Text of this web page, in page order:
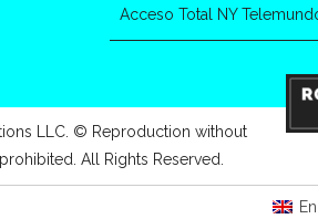
Acceso Total NY
LLC. © Reproduction without
All Rights Reserved.